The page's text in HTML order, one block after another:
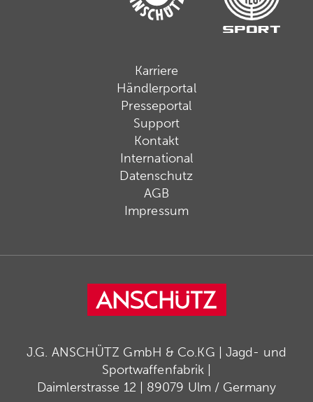
Karriere
Händlerportal
Presseportal
Support
Kontakt
International
Datenschutz
AGB
Impressum
J.G. ANSCHÜTZ GmbH & Co.KG | Jagd- und
Sportwaffenfabrik |
Daimlerstrasse 12 | 89079 Ulm / Germany